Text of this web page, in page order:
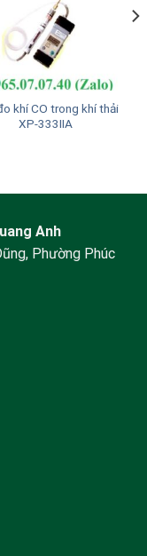
khí CO trong khí thải
XP-333IIA
Anh
Phường Phúc